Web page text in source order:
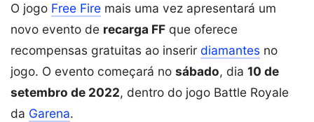
O jogo Free Fire mais uma vez apresentará um
novo evento de recarga FF que oferece
recompensas gratuitas ao inserir diamantes no
jogo. O evento começará no sábado, dia 10 de
setembro de 2022, dentro do jogo Battle Royale
da Garena.